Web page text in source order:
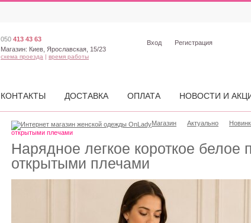
Нарядное легкое короткое белое
открытыми плечами
Магазин Актуально
открытыми плечами
050 413 43 63
Магазин: Киев, Ярославская, 15/23
схема проезда | время работы
Вход Регистрация
КОНТАКТЫ ДОСТАВКА ОПЛАТА НОВОСТИ И